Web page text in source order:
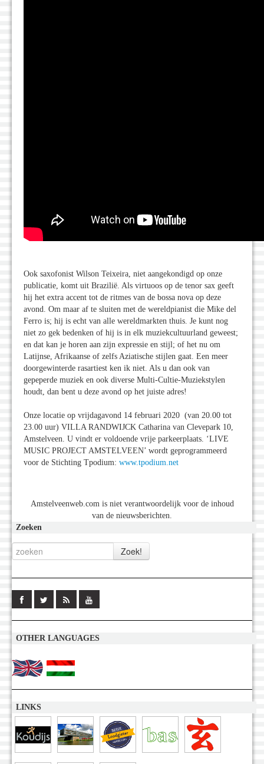
Ook saxofonist Wilson Teixeira, niet aangekondigd op onze
publicatie, komt uit Brazilië. Als virtuoos op de tenor sax geeft
hij het extra accent tot de ritmes van de bossa nova op deze
avond. Om maar af te sluiten met de wereldpianist die Mike del
Ferro is; hij is echt van alle wereldmarkten thuis. Je kunt nog
niet zo gek bedenken of hij is in elk muziekcultuurland geweest;
en dat kan je horen aan zijn expressie en stijl; of het nu om
Latijnse, Afrikaanse of zelfs Aziatische stijlen gaat. Een meer
doorgewinterde rasartiest ken ik niet. Als u dan ook van
gepeperde muziek en ook diverse Multi-Cultie-Muziekstylen
houdt, dan bent u deze avond op het juiste adres!
Onze locatie op vrijdagavond 14 februari 2020 (van 20.00 tot
23.00 uur) VILLA RANDWIJCK Catharina van Clevepark 10,
Amstelveen. U vindt er voldoende vrije parkeerplaats. ‘LIVE
MUSIC PROJECT AMSTELVEEN’ wordt geprogrammeerd
voor de Stichting Tpodium: www.tpodium.net
Amstelveenweb.com is niet verantwoordelijk voor de inhoud
van de nieuwsberichten.
Zoeken
OTHER LANGUAGES
LINKS